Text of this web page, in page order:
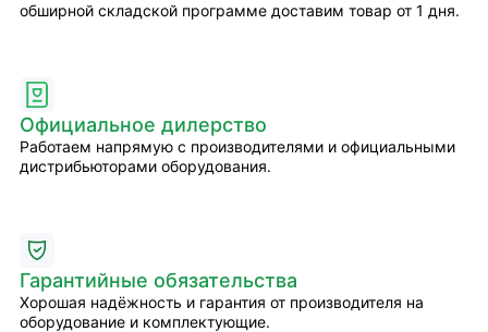
обширной складской программе доставим товар от 1 дня.
Официальное дилерство
Работаем напрямую с производителями и официальными
дистрибьюторами оборудования.
Гарантийные обязательства
Хорошая надёжность и гарантия от производителя на
оборудование и комплектующие.